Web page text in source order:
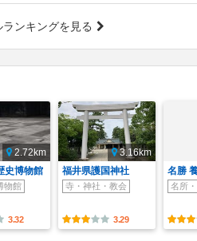
ンキングを見る
2.72km
史博物館
物館
3.32
3.16km
福井県護国神社
寺・神社・教会
3.29
名勝
名所